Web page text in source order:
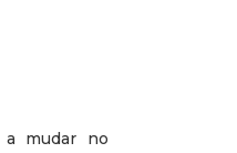
a mudar no